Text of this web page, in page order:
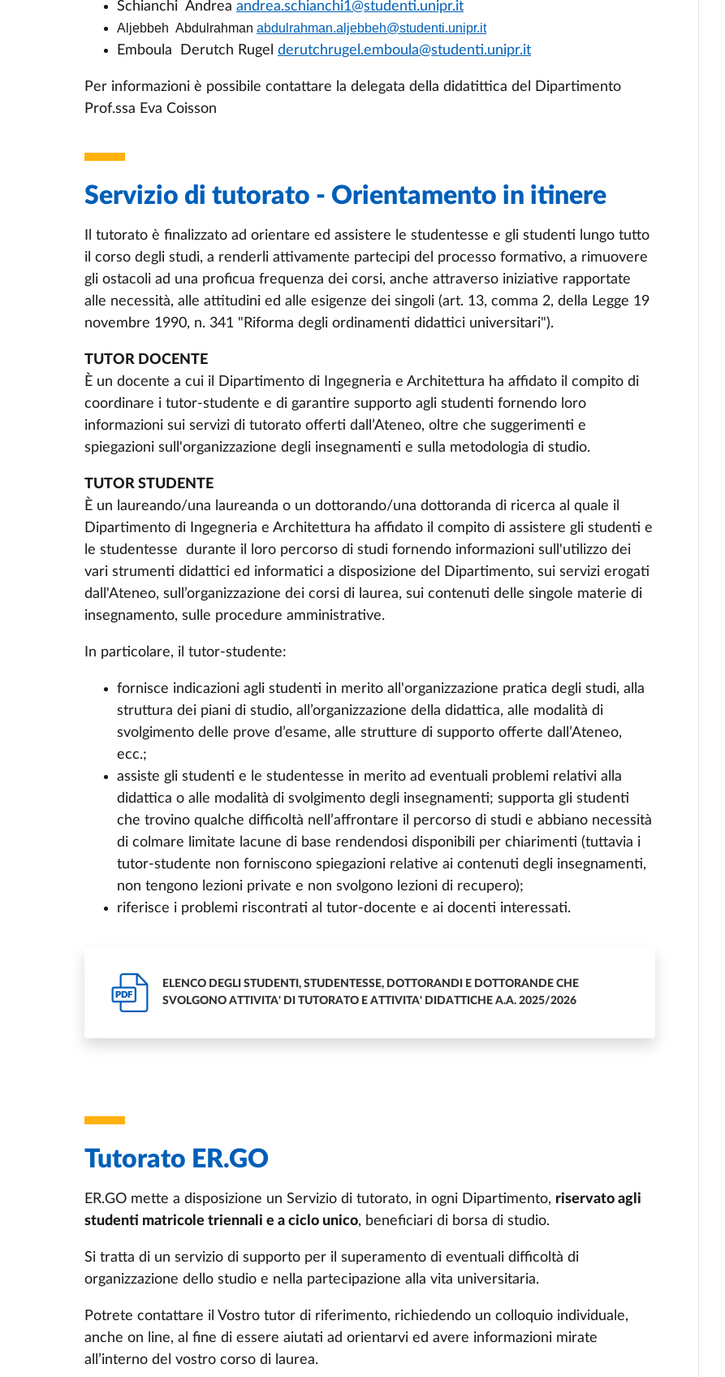
Schianchi Andreaandrea.schianchi1@studenti.unipr.it
Aljebbeh Abdulrahmanabdulrahman.aljebbeh@studenti.unipr.it
Emboula Derutch Rugelderutchrugel.emboula@studenti.unipr.it
Per informazioni è possibile contattare la delegata della didatittica del Dipartimento
Prof.ssa Eva Coisson
Servizio di tutorato - Orientamento in itinere
Il tutorato è finalizzato ad orientare ed assistere le studentesse e gli studenti lungo tutto
il corso degli studi, a renderli attivamente partecipi del processo formativo, a rimuovere
gli ostacoli ad una proficua frequenza dei corsi, anche attraverso iniziative rapportate
alle necessità, alle attitudini ed alle esigenze dei singoli (art. 13, comma 2, della Legge 19
novembre 1990, n. 341 "Riforma degli ordinamenti didattici universitari").
TUTOR DOCENTE
È un docente a cui il Dipartimento di Ingegneria e Architettura ha affidato il compito di
coordinare i tutor-studente e di garantire supporto agli studenti fornendo loro
informazioni sui servizi di tutorato offerti dall’Ateneo, oltre che suggerimenti e
spiegazioni sull'organizzazione degli insegnamenti e sulla metodologia di studio.
TUTOR STUDENTE
È un laureando/una laureanda o un dottorando/una dottoranda di ricerca al quale il
Dipartimento di Ingegneria e Architettura ha affidato il compito di assistere gli studenti e
le studentesse durante il loro percorso di studi fornendo informazioni sull'utilizzo dei
vari strumenti didattici ed informatici a disposizione del Dipartimento, sui servizi erogati
dall'Ateneo, sull’organizzazione dei corsi di laurea, sui contenuti delle singole materie di
insegnamento, sulle procedure amministrative.
In particolare, il tutor-studente:
fornisce indicazioni agli studenti in merito all'organizzazione pratica degli studi, alla
struttura dei piani di studio, all’organizzazione della didattica, alle modalità di
svolgimento delle prove d’esame, alle strutture di supporto offerte dall’Ateneo,
ecc.;
assiste gli studenti e le studentesse in merito ad eventuali problemi relativi alla
didattica o alle modalità di svolgimento degli insegnamenti; supporta gli studenti
che trovino qualche difficoltà nell’affrontare il percorso di studi e abbiano necessità
di colmare limitate lacune di base rendendosi disponibili per chiarimenti (tuttavia i
tutor-studente non forniscono spiegazioni relative ai contenuti degli insegnamenti,
non tengono lezioni private e non svolgono lezioni di recupero);
riferisce i problemi riscontrati al tutor-docente e ai docenti interessati.
PDF
ELENCO DEGLI STUDENTI, STUDENTESSE, DOTTORANDI E DOTTORANDE CHE
SVOLGONO ATTIVITA' DI TUTORATO E ATTIVITA' DIDATTICHE A.A. 2025/2026
Tutorato ER.GO
ER.GO mette a disposizione un Servizio di tutorato, in ogni Dipartimento, riservato agli
studenti matricole triennali e a ciclo unico, beneficiari di borsa di studio.
Si tratta di un servizio di supporto per il superamento di eventuali difficoltà di
organizzazione dello studio e nella partecipazione alla vita universitaria.
Potrete contattare il Vostro tutor di riferimento, richiedendo un colloquio individuale,
anche on line, al fine di essere aiutati ad orientarvi ed avere informazioni mirate
all’interno del vostro corso di laurea.